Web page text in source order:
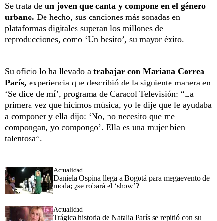
Se trata de un joven que canta y compone en el género
urbano. De hecho, sus canciones más sonadas en
plataformas digitales superan los millones de
reproducciones, como ‘Un besito’, su mayor éxito.
Su oficio lo ha llevado a trabajar con Mariana Correa
París, experiencia que describió de la siguiente manera en
‘Se dice de mí’, programa de Caracol Televisión: “La
primera vez que hicimos música, yo le dije que le ayudaba
a componer y ella dijo: ‘No, no necesito que me
compongan, yo compongo’. Ella es una mujer bien
talentosa”.
Actualidad
Daniela Ospina llega a Bogotá para megaevento de
moda; ¿se robará el ‘show’?
Actualidad
Trágica historia de Natalia París se repitió con su